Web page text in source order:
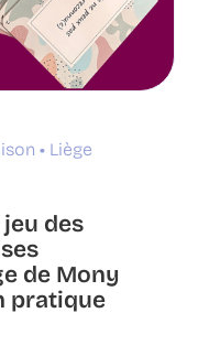
Liège
des
de Mony
pratique